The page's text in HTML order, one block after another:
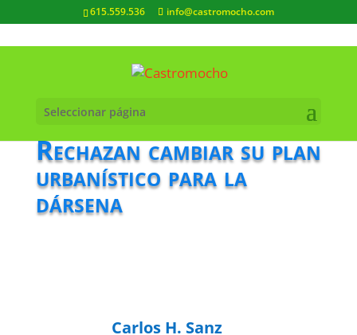
615.559.536 info@castromocho.com
Seleccionar página
Rechazan cambiar su plan
urbanístico para la
dársena
Carlos H. Sanz